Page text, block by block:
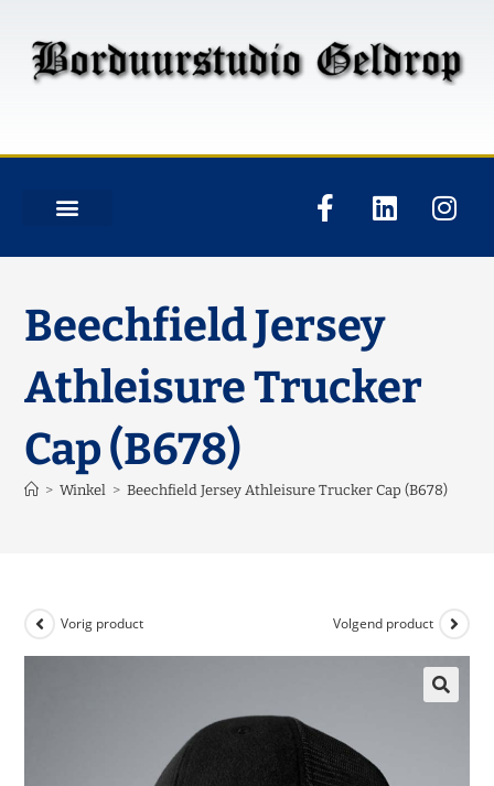
Beechfield Jersey
Athleisure Trucker
Cap (B678)
> Winkel > Beechfield Jersey Athleisure Trucker Cap (B678)
Vorig product Volgend product